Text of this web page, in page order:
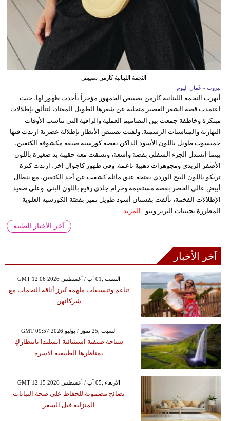
النجمة اللبنانية كارمن بصيبص
بيروت - عُمان اليوم
أبهرت النجمة اللبنانية كارمن بصيبص الجمهور مؤخراً بأحدث ظهور لها، حيث
اعتمدت قصة الشعر القصير متخلية عن شعرها الطويل المعتاد، لتتألق بإطلالات
مبتكرة وخاطفة جمعت بين التصاميم العملية والراقية التي تناسب الأوقات
النهارية والمناسبات الرسمية. ولفتت بصيبص الأنظار بإطلالة عصرية ارتدت فيها
جمبسوت طويل باللون الأسود الداكن بقصة كورسيه ضيقة مكشوفة الكتفين،
بينما انسدل الجزء السفلي بقصة واسعة، ونسقت معه حقيبة يد صغيرة باللون
الأصفر الزبدي ومجوهرات ذهبية ناعمة. وفي ظهور كاجوال آخر، ارتدت كنزة
تريكو باللون البيج الوردي بفتحة عنق مائلة كشفت عن أحد الكتفين، مع بنطال
أبيض عالي الخصر بقصة مستقيمة وحزام جلدي رفيع باللون البني. وعلى صعيد
الإطلالات الفخمة، تألقت بفستان أسود طويل تميز بقصّة الكورسيه العلوية
المطرزة بحبيبات الترتر وتنو...
المزيد
آخر الأخبار الطبية
آخر الأخبار
GMT 12:06 2026 السبت ,01 آب / أغسطس
تناغم وتنسيقات ملهمة تُبرز أناقة النجمات مع
شركائهن
GMT 09:57 2026 السبت ,25 تموز / يوليو
سياحة صيفية استثنائية آيسلندا بانتظاركِ
بمناظرها الطبيعية الآسرة
GMT 12:15 2026 الأربعاء ,05 آب / أغسطس
نصائح مضمونة للحفاظ على صحة النباتات
المنزلية قبل السفر